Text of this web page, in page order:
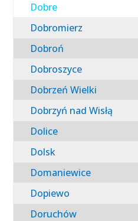
Dobre
Dobromierz
Dobroń
Dobroszyce
Dobrzeń Wielki
Dobrzyń nad Wisłą
Dolice
Dolsk
Domaniewice
Dopiewo
Doruchów